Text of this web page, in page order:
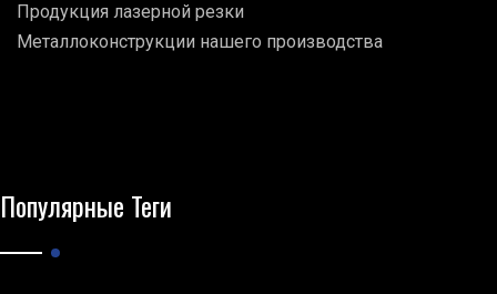
Продукция лазерной резки
Металлоконструкции нашего производства
Популярные Теги